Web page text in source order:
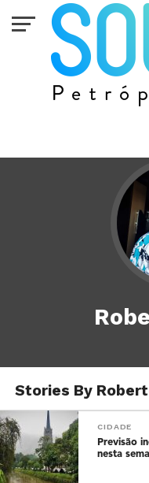
Stories By
CIDADE
Previsão
nesta